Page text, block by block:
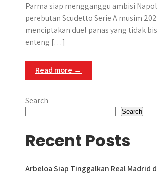
Parma siap mengganggu ambisi
perebutan Scudetto Serie A musim
menciptakan duel panas yang tidak
enteng […]
Read more →
Search
Search
Recent Posts
Arbeloa Siap Tinggalkan Real Madrid